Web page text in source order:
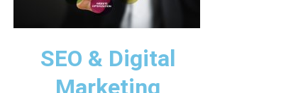
SEO & Digital
Marketing